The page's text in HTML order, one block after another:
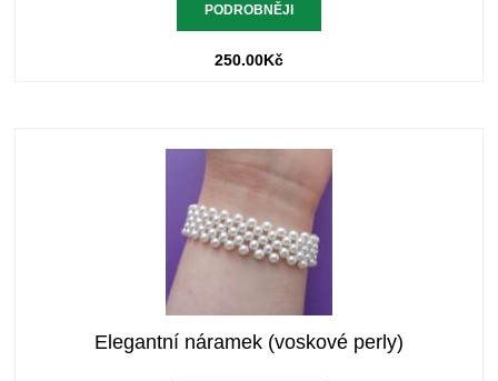
PODROBNĚJI
250.00Kč
Elegantní náramek (voskové perly)